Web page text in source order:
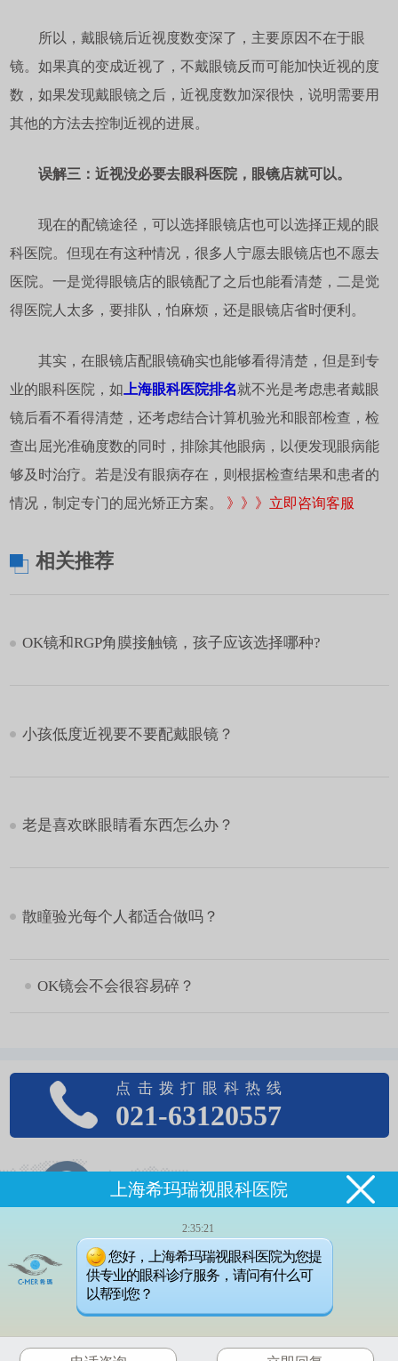
所以，戴眼镜后近视度数变深了，主要原因不在于眼
镜。如果真的变成近视了，不戴眼镜反而可能加快近视的度
数，如果发现戴眼镜之后，近视度数加深很快，说明需要用
其他的方法去控制近视的进展。
误解三：近视没必要去眼科医院，眼镜店就可以。
现在的配镜途径，可以选择眼镜店也可以选择正规的眼
科医院。但现在有这种情况，很多人宁愿去眼镜店也不愿去
医院。一是觉得眼镜店的眼镜配了之后也能看清楚，二是觉
得医院人太多，要排队，怕麻烦，还是眼镜店省时便利。
其实，在眼镜店配眼镜确实也能够看得清楚，但是到专
业的眼科医院，如 上海眼科医院排名就不光是考虑患者戴眼
镜后看不看得清楚，还考虑结合计算机验光和眼部检查，检
查出屈光准确度数的同时，排除其他眼病，以便发现眼病能
够及时治疗。若是没有眼病存在，则根据检查结果和患者的
情况，制定专门的屈光矫正方案。 》》》立即咨询客服
相关推荐
OK镜和RGP角膜接触镜，孩子应该选择哪种?
小孩低度近视要不要配戴眼镜？
老是喜欢眯眼睛看东西怎么办？
散瞳验光每个人都适合做吗？
OK镜会不会很容易碎？
点击拨打眼科热线
021-63120557
来院路线
Address
8:30——17:00（总部）
黄浦区西藏南路758号（总部）
医院地址
医疗广告审查证明文号：
沪医广[2025]第09-09-G097号
上海希玛瑞视眼科医院
2:35:21
您好，上海希玛瑞视眼科医院为您提
供专业的眼科诊疗服务，请问有什么可
以帮到您？